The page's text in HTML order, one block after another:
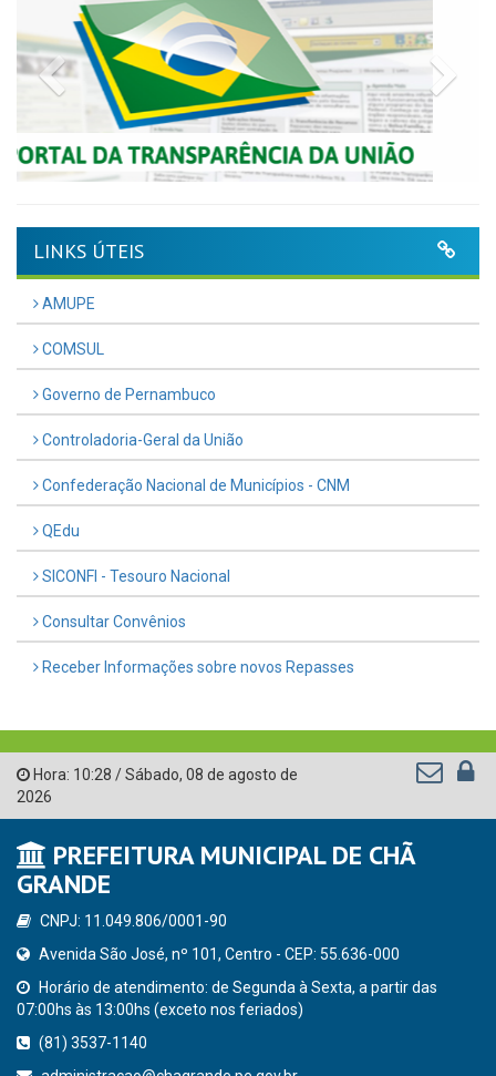
Previous
LINKS ÚTEIS
AMUPE
COMSUL
Governo de Pernambuco
Controladoria-Geral da União
Confederação Nacional de Municípios - CNM
QEdu
SICONFI - Tesouro Nacional
Consultar Convênios
Receber Informações sobre novos Repasses
Hora: 10:28 /Sábado, 08 de agosto de
2026
PREFEITURA MUNICIPAL DE CHÃ
GRANDE
CNPJ: 11.049.806/0001-90
Avenida São José, nº 101, Centro - CEP: 55.636-000
Horário de atendimento: de Segunda à Sexta, a partir das
07:00hs às 13:00hs (exceto nos feriados)
(81) 3537-1140